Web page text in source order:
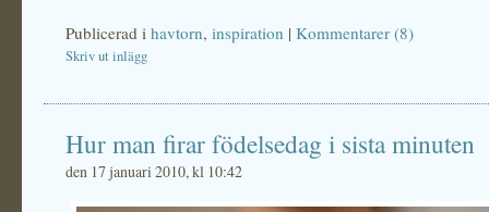
Publicerad i havtorn, inspiration | Kommentarer (8)
Skriv ut inlägg
Hur man firar födelsedag i sista minuten
den 17 januari 2010, kl 10:42